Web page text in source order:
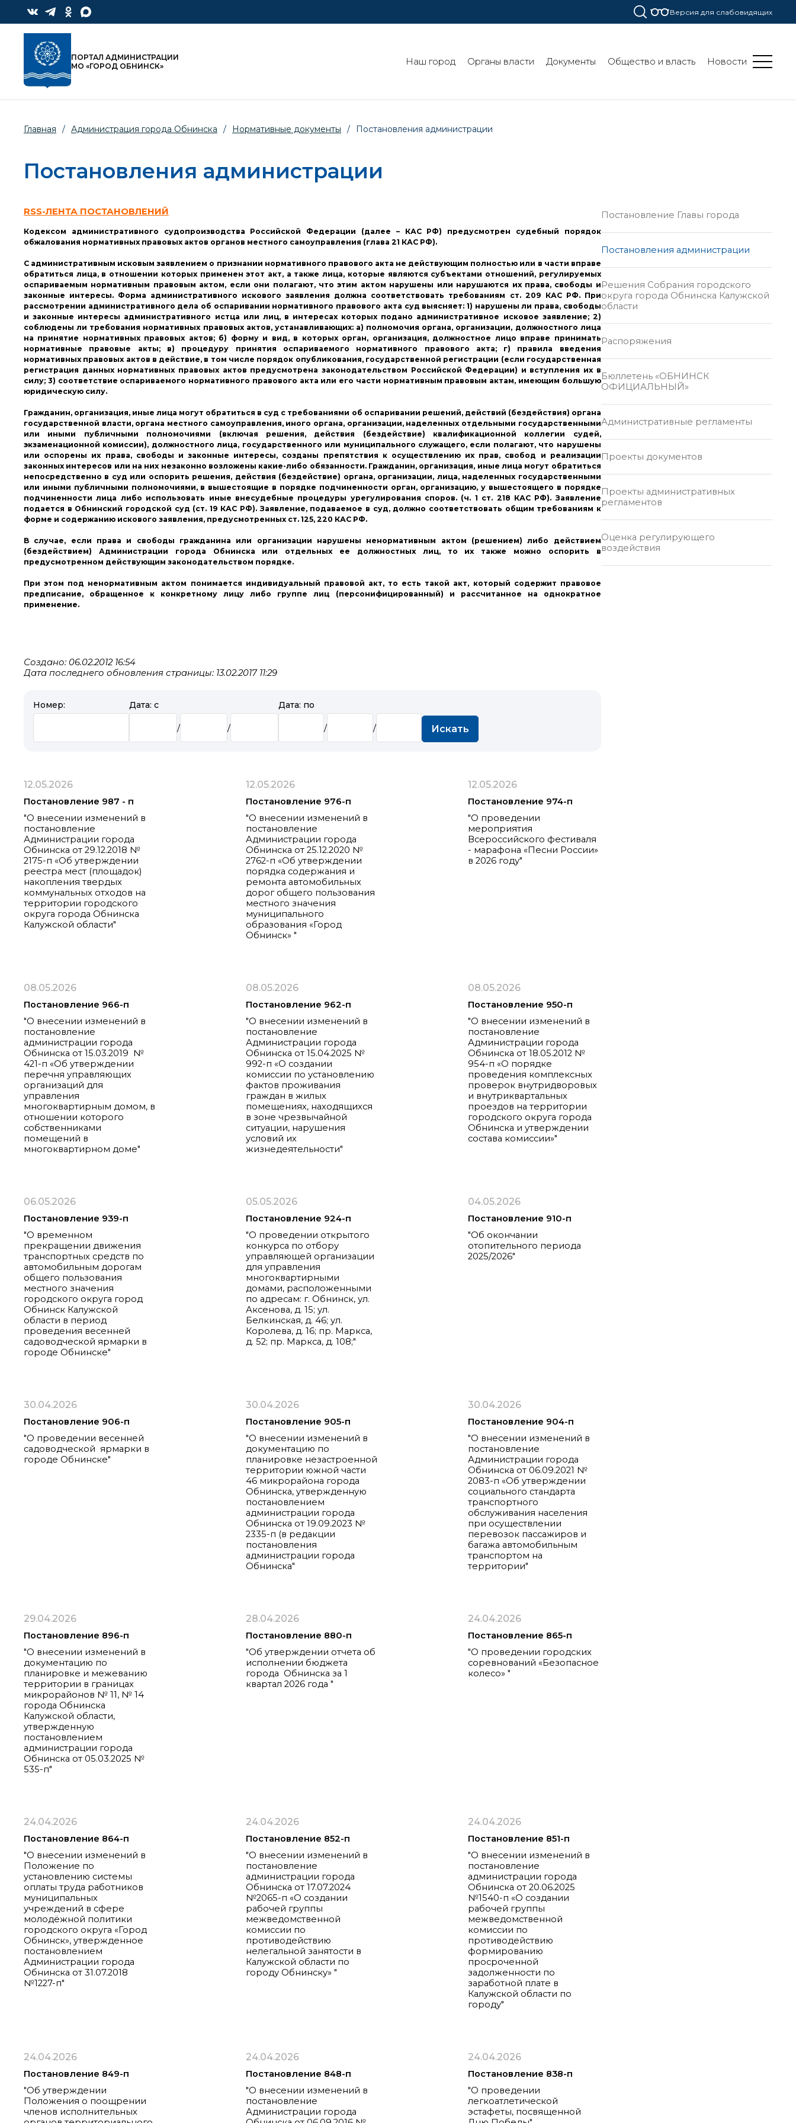
Версия для слабовидящих
ПОРТАЛ АДМИНИСТРАЦИИ
МО «ГОРОД ОБНИНСК»
Наш город Органы власти Документы Общество и власть Новости
Главная / Администрация города Обнинска / Нормативные документы / Постановления администрации
Постановления администрации
RSS-ЛЕНТА ПОСТАНОВЛЕНИЙ
Кодексом административного судопроизводства Российской Федерации (далее – КАС РФ) предусмотрен судебный порядок
обжалования нормативных правовых актов органов местного самоуправления (глава 21 КАС РФ).
С административным исковым заявлением о признании нормативного правового акта не действующим полностью или в части вправе
обратиться лица, в отношении которых применен этот акт, а также лица, которые являются субъектами отношений, регулируемых
оспариваемым нормативным правовым актом, если они полагают, что этим актом нарушены или нарушаются их права, свободы и
законные интересы. Форма административного искового заявления должна соответствовать требованиям ст. 209 КАС РФ. При
рассмотрении административного дела об оспаривании нормативного правового акта суд выясняет: 1) нарушены ли права, свободы
и законные интересы административного истца или лиц, в интересах которых подано административное исковое заявление; 2)
соблюдены ли требования нормативных правовых актов, устанавливающих: а) полномочия органа, организации, должностного лица
на принятие нормативных правовых актов; б) форму и вид, в которых орган, организация, должностное лицо вправе принимать
нормативные правовые акты; в) процедуру принятия оспариваемого нормативного правового акта; г) правила введения
нормативных правовых актов в действие, в том числе порядок опубликования, государственной регистрации (если государственная
регистрация данных нормативных правовых актов предусмотрена законодательством Российской Федерации) и вступления их в
силу; 3) соответствие оспариваемого нормативного правового акта или его части нормативным правовым актам, имеющим большую
юридическую силу.
Гражданин, организация, иные лица могут обратиться в суд с требованиями об оспаривании решений, действий (бездействия) органа
государственной власти, органа местного самоуправления, иного органа, организации, наделенных отдельными государственными
или иными публичными полномочиями (включая решения, действия (бездействие) квалификационной коллегии судей,
экзаменационной комиссии), должностного лица, государственного или муниципального служащего, если полагают, что нарушены
или оспорены их права, свободы и законные интересы, созданы препятствия к осуществлению их прав, свобод и реализации
законных интересов или на них незаконно возложены какие-либо обязанности. Гражданин, организация, иные лица могут обратиться
непосредственно в суд или оспорить решения, действия (бездействие) органа, организации, лица, наделенных государственными
или иными публичными полномочиями, в вышестоящие в порядке подчиненности орган, организацию, у вышестоящего в порядке
подчиненности лица либо использовать иные внесудебные процедуры урегулирования споров. (ч. 1 ст. 218 КАС РФ). Заявление
подается в Обнинский городской суд (ст. 19 КАС РФ). Заявление, подаваемое в суд, должно соответствовать общим требованиям к
форме и содержанию искового заявления, предусмотренных ст. 125, 220 КАС РФ.
В случае, если права и свободы гражданина или организации нарушены ненормативным актом (решением) либо действием
(бездействием) Администрации города Обнинска или отдельных ее должностных лиц, то их также можно оспорить в
предусмотренном действующим законодательством порядке.
При этом под ненормативным актом понимается индивидуальный правовой акт, то есть такой акт, который содержит правовое
предписание, обращенное к конкретному лицу либо группе лиц (персонифицированный) и рассчитанное на однократное
применение.
Создано: 06.02.2012 16:54
Дата последнего обновления страницы: 13.02.2017 11:29
Номер: Дата: с
/ /
Дата: по
/ / Искать
12.05.2026
Постановление 987 - п
"О внесении изменений в
постановление
Администрации города
Обнинска от 29.12.2018 №
2175-п «Об утверждении
реестра мест (площадок)
накопления твердых
коммунальных отходов на
территории городского
округа города Обнинска
Калужской области"
12.05.2026
Постановление 976-п
"О внесении изменений в
постановление
Администрации города
Обнинска от 25.12.2020 №
2762-п «Об утверждении
порядка содержания и
ремонта автомобильных
дорог общего пользования
местного значения
муниципального
образования «Город
Обнинск» "
12.05.2026
Постановление 974-п
"О проведении
мероприятия
Всероссийского фестиваля
- марафона «Песни России»
в 2026 году"
08.05.2026
Постановление 966-п
"О внесении изменений в
постановление
администрации города
Обнинска от 15.03.2019 №
421-п «Об утверждении
перечня управляющих
организаций для
управления
многоквартирным домом, в
отношении которого
собственниками
помещений в
многоквартирном доме"
08.05.2026
Постановление 962-п
"О внесении изменений в
постановление
Администрации города
Обнинска от 15.04.2025 №
992-п «О создании
комиссии по установлению
фактов проживания
граждан в жилых
помещениях, находящихся
в зоне чрезвычайной
ситуации, нарушения
условий их
жизнедеятельности"
08.05.2026
Постановление 950-п
"О внесении изменений в
постановление
Администрации города
Обнинска от 18.05.2012 №
954-п «О порядке
проведения комплексных
проверок внутридворовых
и внутриквартальных
проездов на территории
городского округа города
Обнинска и утверждении
состава комиссии»"
06.05.2026
Постановление 939-п
"О временном
прекращении движения
транспортных средств по
автомобильным дорогам
общего пользования
местного значения
городского округа город
Обнинск Калужской
области в период
проведения весенней
садоводческой ярмарки в
городе Обнинске"
05.05.2026
Постановление 924-п
"О проведении открытого
конкурса по отбору
управляющей организации
для управления
многоквартирными
домами, расположенными
по адресам: г. Обнинск, ул.
Аксенова, д. 15; ул.
Белкинская, д. 46; ул.
Королева, д. 16; пр. Маркса,
д. 52; пр. Маркса, д. 108;"
04.05.2026
Постановление 910-п
"Об окончании
отопительного периода
2025/2026"
30.04.2026
Постановление 906-п
"О проведении весенней
садоводческой ярмарки в
городе Обнинске"
30.04.2026
Постановление 905-п
"О внесении изменений в
документацию по
планировке незастроенной
территории южной части
46 микрорайона города
Обнинска, утвержденную
постановлением
администрации города
Обнинска от 19.09.2023 №
2335-п (в редакции
постановления
администрации города
Обнинска"
30.04.2026
Постановление 904-п
"О внесении изменений в
постановление
Администрации города
Обнинска от 06.09.2021 №
2083-п «Об утверждении
социального стандарта
транспортного
обслуживания населения
при осуществлении
перевозок пассажиров и
багажа автомобильным
транспортом на
территории"
29.04.2026
Постановление 896-п
"О внесении изменений в
документацию по
планировке и межеванию
территории в границах
микрорайонов № 11, № 14
города Обнинска
Калужской области,
утвержденную
постановлением
администрации города
Обнинска от 05.03.2025 №
535-п"
28.04.2026
Постановление 880-п
"Об утверждении отчета об
исполнении бюджета
города Обнинска за 1
квартал 2026 года "
24.04.2026
Постановление 865-п
"О проведении городских
соревнований «Безопасное
колесо» "
24.04.2026
Постановление 864-п
"О внесении изменений в
Положение по
установлению системы
оплаты труда работников
муниципальных
учреждений в сфере
молодёжной политики
городского округа «Город
Обнинск», утвержденное
постановлением
Администрации города
Обнинска от 31.07.2018
№1227-п"
24.04.2026
Постановление 852-п
"О внесении изменений в
постановление
администрации города
Обнинска от 17.07.2024
№2065-п «О создании
рабочей группы
межведомственной
комиссии по
противодействию
нелегальной занятости в
Калужской области по
городу Обнинску» "
24.04.2026
Постановление 851-п
"О внесении изменений в
постановление
администрации города
Обнинска от 20.06.2025
№1540-п «О создании
рабочей группы
межведомственной
комиссии по
противодействию
формированию
просроченной
задолженности по
заработной плате в
Калужской области по
городу"
24.04.2026
Постановление 849-п
"Об утверждении
Положения о поощрении
членов исполнительных
24.04.2026
Постановление 848-п
"О внесении изменений в
постановление
Администрации города
24.04.2026
Постановление 838-п
"О проведении
легкоатлетической
эстафеты, посвященной
Постановление Главы города
Постановления администрации
Решения Собрания городского
округа города Обнинска Калужской
области
Распоряжения
Бюллетень «ОБНИНСК
ОФИЦИАЛЬНЫЙ»
Административные регламенты
Проекты документов
Проекты административных
регламентов
Оценка регулирующего
воздействия